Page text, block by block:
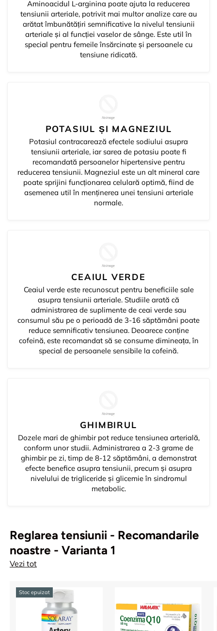
Aminoacidul L-arginina poate ajuta la reducerea
tensiunii arteriale, potrivit mai multor analize care au
arătat îmbunătățiri semnificative la nivelul tensiunii
arteriale și al funcției vaselor de sânge. Este util în
special pentru femeile însărcinate și persoanele cu
tensiune ridicată.
POTASIUL ȘI MAGNEZIUL
Potasiul contracarează efectele sodiului asupra
tensiunii arteriale, iar sarea de potasiu poate fi
recomandată persoanelor hipertensive pentru
reducerea tensiunii. Magneziul este un alt mineral care
poate sprijini funcționarea celulară optimă, fiind de
asemenea util în menținerea unei tensiuni arteriale
normale.
CEAIUL VERDE
Ceaiul verde este recunoscut pentru beneficiile sale
asupra tensiunii arteriale. Studiile arată că
administrarea de suplimente de ceai verde sau
consumul său pe o perioadă de 3-16 săptămâni poate
reduce semnificativ tensiunea. Deoarece conține
cofeină, este recomandat să se consume dimineața, în
special de persoanele sensibile la cofeină.
GHIMBIRUL
Dozele mari de ghimbir pot reduce tensiunea arterială,
conform unor studii. Administrarea a 2-3 grame de
ghimbir pe zi, timp de 8-12 săptămâni, a demonstrat
efecte benefice asupra tensiunii, precum și asupra
nivelului de trigliceride și glicemie în sindromul
metabolic.
Reglarea tensiunii - Recomandarile
noastre - Varianta 1
Vezi tot
Stoc epuizat